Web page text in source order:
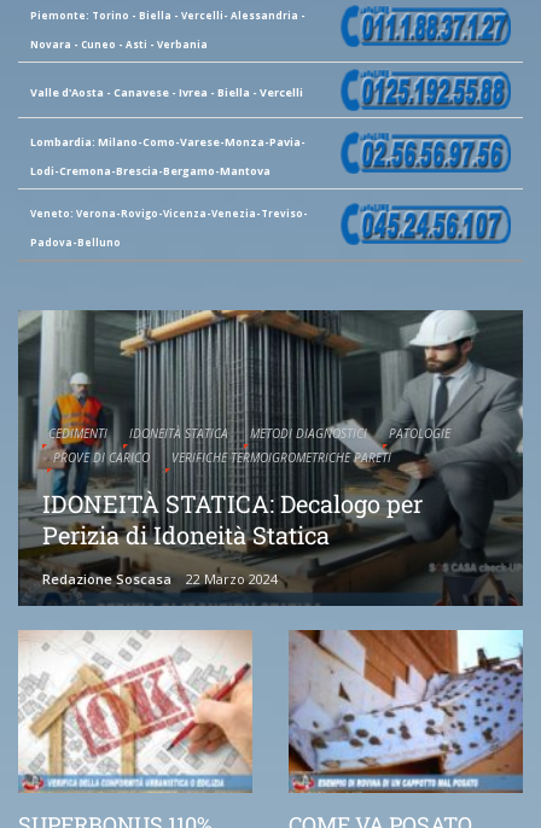
Piemonte: Torino - Biella - Vercelli- Alessandria -
Novara - Cuneo - Asti - Verbania
Valle d'Aosta - Canavese - Ivrea - Biella - Vercelli
Lombardia: Milano-Como-Varese-Monza-Pavia-
Lodi-Cremona-Brescia-Bergamo-Mantova
Veneto: Verona-Rovigo-Vicenza-Venezia-Treviso-
Padova-Belluno
CEDIMENTI IDONEITÀ STATICA METODI DIAGNOSTICI
PATOLOGIE
PROVE DI CARICO
VERIFICHE TERMOIGROMETRICHE PARETI
IDONEITÀ STATICA: Decalogo per
Perizia di Idoneità Statica
Redazione Soscasa 22 Marzo 2024